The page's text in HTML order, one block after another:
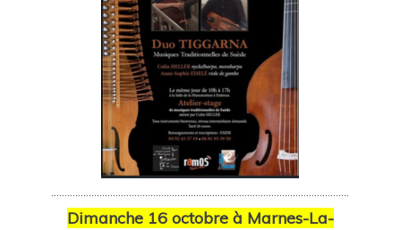
Dimanche 16 octobre à Marnes-La-